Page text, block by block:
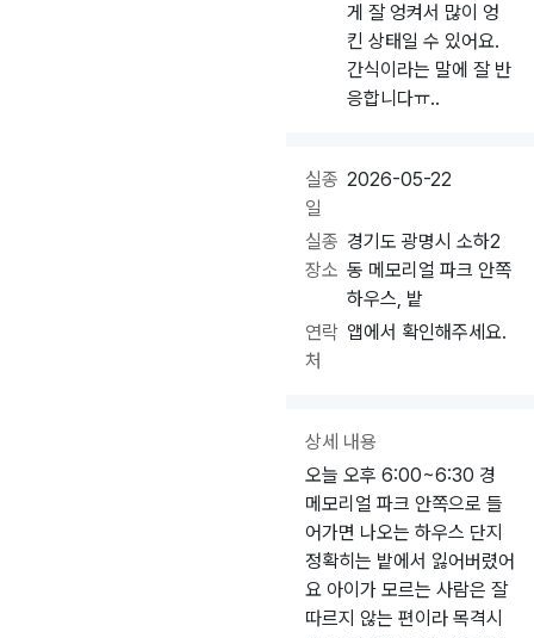
게 잘 엉켜서 많이 엉
킨 상태일 수 있어요.
간식이라는 말에 잘 반
응합니다ㅠ..
실종
일
2026-05-22
실종
장소
경기도 광명시 소하2
동 메모리얼 파크 안쪽
하우스, 밭
연락
처
앱에서 확인해주세요.
상세 내용
오늘 오후 6:00~6:30 경
메모리얼 파크 안쪽으로 들
어가면 나오는 하우스 단지
정확히는 밭에서 잃어버렸어
요 아이가 모르는 사람은 잘
따르지 않는 편이라 목격시